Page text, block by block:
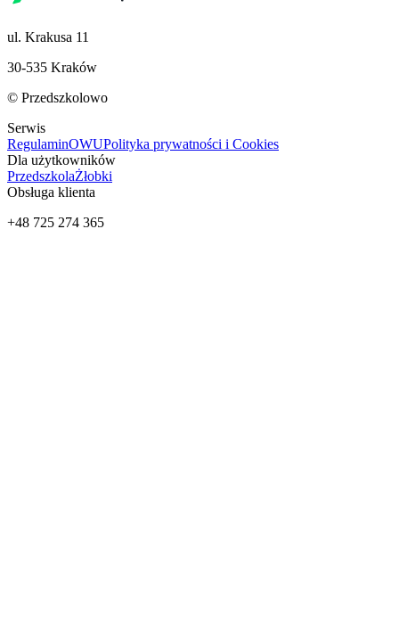
ul. Krakusa 11
30-535 Kraków
© Przedszkolowo
Serwis
RegulaminOWUPolityka prywatności i Cookies
Dla użytkowników
PrzedszkolaŻłobki
Obsługa klienta
+48 725 274 365